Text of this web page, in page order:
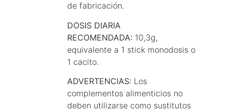
de fabricación.
DOSIS DIARIA
RECOMENDADA: 10,3g,
equivalente a 1 stick monodosis o
1 cacito.
ADVERTENCIAS: Los
complementos alimenticios no
deben utilizarse como sustitutos